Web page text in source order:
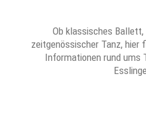
Ob klassisches Ballett,
zeitgenössischer Tanz, hier
Informationen rund ums